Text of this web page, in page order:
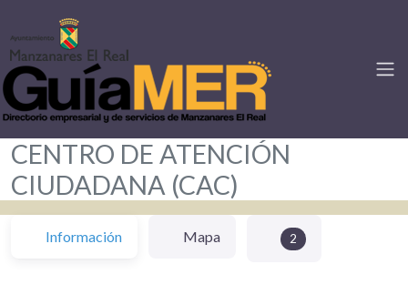
CENTRO DE ATENCIÓN
CIUDADANA (CAC)
Información Mapa 2